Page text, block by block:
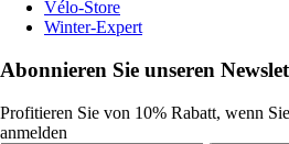
Vélo-Store
Winter-Expert
Abonnieren Sie unseren
Profitieren Sie von 10% Rabatt, wenn
anmelden